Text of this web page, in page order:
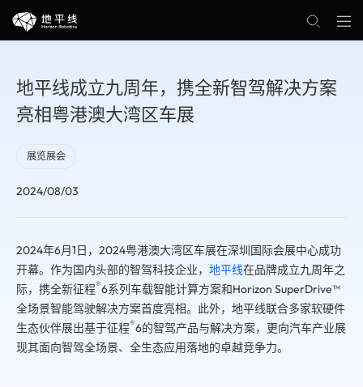
地平线成立九周年，携全新智驾解决方案
亮相粤港澳大湾区车展
2024/08/03
展览展会
2024年6月1日，2024粤港澳大湾区车展在深圳国际会展中心成功
开幕。作为国内头部的智驾科技企业， 地平线在品牌成立九周年之
际，携全新征程®️6系列车载智能计算方案和Horizon SuperDrive™
全场景智能驾驶解决方案首度亮相。此外，地平线联合多家软硬件
生态伙伴展出基于征程®6的智驾产品与解决方案，更向汽车产业展
现其面向智驾全场景、全生态应用落地的卓越竞争力。